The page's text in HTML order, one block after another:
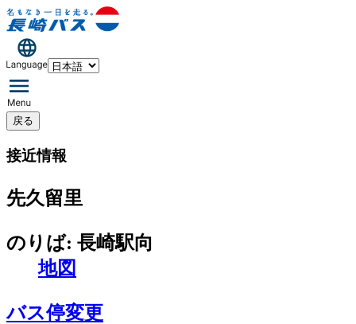
戻る
接近情報
先久留里
のりば: 長崎駅向
地図
バス停変更